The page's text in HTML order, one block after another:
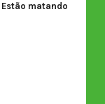
Estão matando